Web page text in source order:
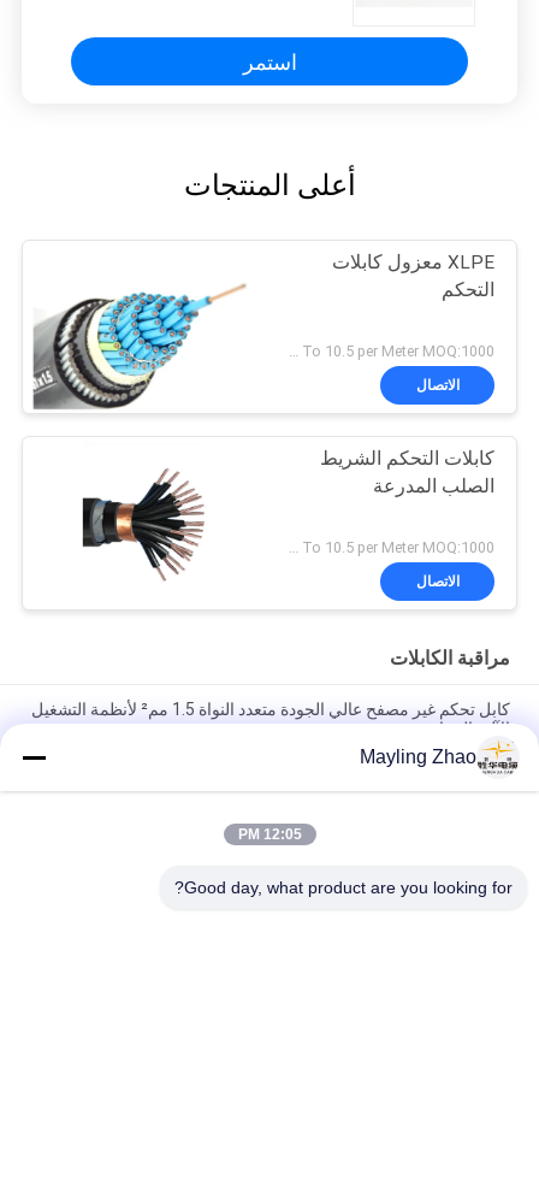
استمر
أعلى المنتجات
XLPE معزول كابلات
التحكم
USD 0.4 To 10.5 per Meter MOQ:1000 متر
الاتصال
كابلات التحكم الشريط
الصلب المدرعة
الاتصال
مراقبة الكابلات
كابل تحكم غير مصفح عالي الجودة متعدد النواة 1.5 مم² لأنظمة التشغيل
الآلي الصناعية
شهادة CE KEMA
كابل الطاقة شنغهوا شنغهوا التحكم المهني كابل الأسلاك المرنة صديقة
Mayling Zhao
12:05 PM
Good day, what product are you looking for?